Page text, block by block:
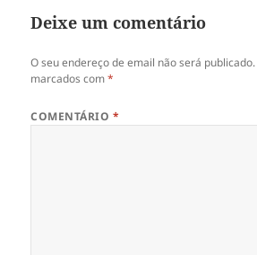
Deixe um comentário
O seu endereço de email não será publicado.
marcados com*
COMENTÁRIO *